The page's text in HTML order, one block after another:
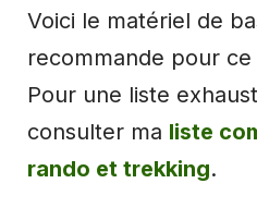
Voici le matériel de
recommande pour ce
Pour une liste
consulter ma liste
rando et trekking.